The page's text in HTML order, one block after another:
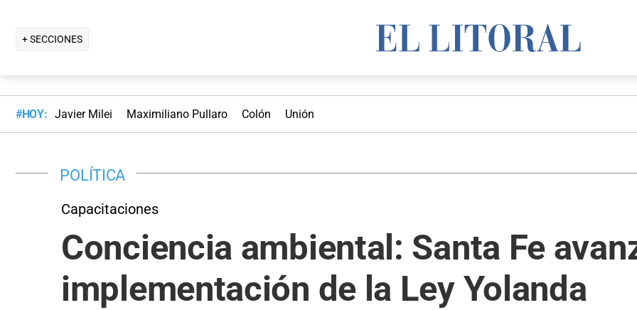
+ SECCIONES
#HOY: Javier Milei Maximiliano Pullaro Colón Unión
POLÍTICA
Capacitaciones
Conciencia ambiental: Santa Fe
implementación de la Ley Yolanda